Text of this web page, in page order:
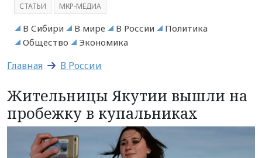
СТАТЬИ МКР-МЕДИА
В Сибири В мире В России
Политика
Общество
Экономика
Главная В России
Жительницы Якутии вышли на
пробежку в купальниках